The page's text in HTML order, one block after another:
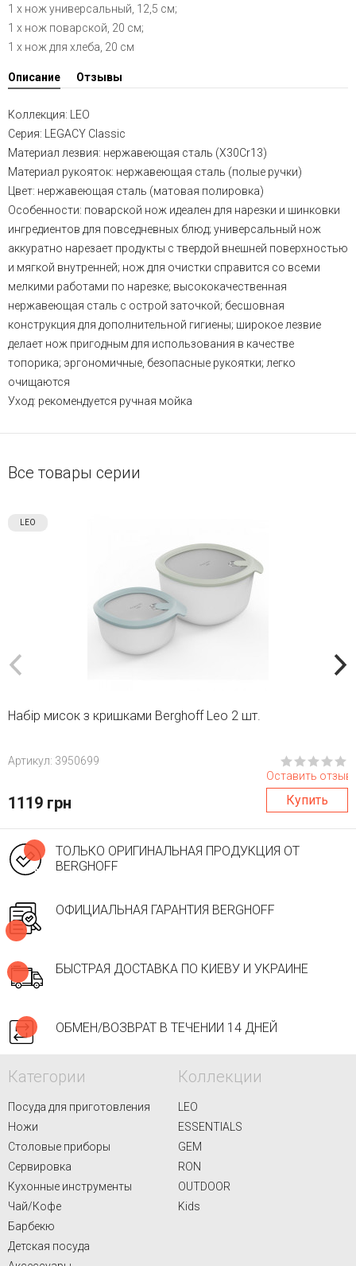
1 x нож универсальный, 12,5 см;
1 x нож поварской, 20 см;
1 x нож для хлеба, 20 см
Описание Отзывы
Коллекция: LEO
Серия: LEGACY Classic
Материал лезвия: нержавеющая сталь (X30Cr13)
Материал рукояток: нержавеющая сталь (полые ручки)
Цвет: нержавеющая сталь (матовая полировка)
Особенности: поварской нож идеален для нарезки и шинковки
ингредиентов для повседневных блюд; универсальный нож
аккуратно нарезает продукты с твердой внешней поверхностью
и мягкой внутренней; нож для очистки справится со всеми
мелкими работами по нарезке; высококачественная
нержавеющая сталь с острой заточкой; бесшовная
конструкция для дополнительной гигиены; широкое лезвие
делает нож пригодным для использования в качестве
топорика; эргономичные, безопасные рукоятки; легко
очищаются
Уход: рекомендуется ручная мойка
Все товары серии
LEO
Набір мисок з кришками Berghoff Leo 2 шт.
Aртикул: 3950699
Оставить отзыв
1119 грн Купить
ТОЛЬКО ОРИГИНАЛЬНАЯ ПРОДУКЦИЯ ОТ
BERGHOFF
ОФИЦИАЛЬНАЯ ГАРАНТИЯ BERGHOFF
БЫСТРАЯ ДОСТАВКА ПО КИЕВУ И УКРАИНЕ
ОБМЕН/ВОЗВРАТ В ТЕЧЕНИИ 14 ДНЕЙ
Категории
Посуда для приготовления
Ножи
Столовые приборы
Сервировка
Кухонные инструменты
Чай/Кофе
Барбекю
Детская посуда
Коллекции
LEO
ESSENTIALS
GEM
RON
OUTDOOR
Kids